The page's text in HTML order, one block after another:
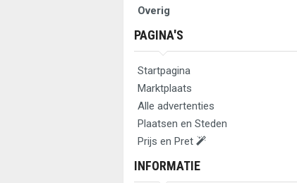
Overig
PAGINA'S
Startpagina
Marktplaats
Alle advertenties
Plaatsen en Steden
Prijs en Pret
INFORMATIE